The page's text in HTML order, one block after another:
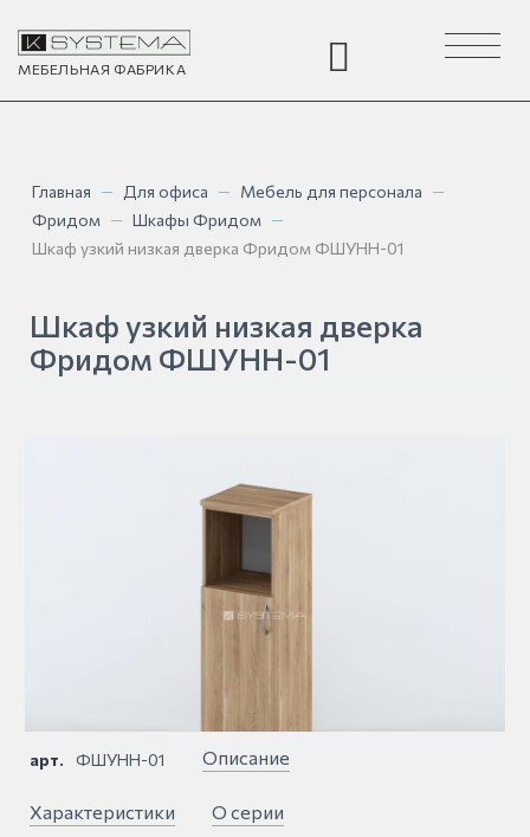
МЕБЕЛЬНАЯ ФАБРИКА
Toggle
navigation
Главная — Для офиса — Мебель для персонала —
Фридом — Шкафы Фридом —
Шкаф узкий низкая дверка Фридом ФШУНН-01
Шкаф узкий низкая дверка
Фридом ФШУНН-01
арт. ФШУНН-01 Описание
Характеристики О серии